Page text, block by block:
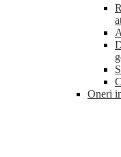
Oneri